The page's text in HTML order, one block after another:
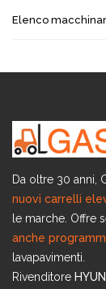
Elenco
Da oltre 30 anni,
nuovi carrelli
le marche. Offre
anche
lavapavimenti.
Rivenditore